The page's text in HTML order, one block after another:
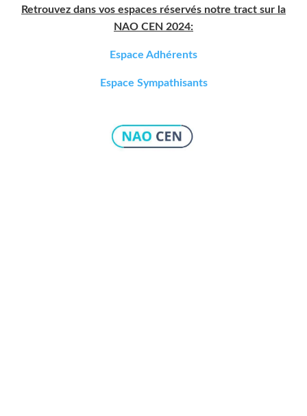
Retrouvez dans vos espaces réservés notre tract sur la
NAO CEN 2024:
Espace Adhérents
Espace Sympathisants